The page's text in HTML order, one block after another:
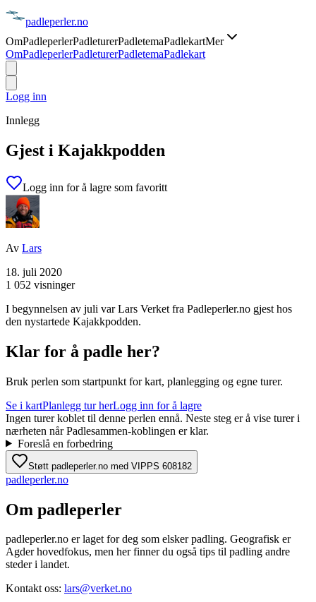
padleperler.no
OmPadleperlerPadleturerPadletemaPadlekartMer
OmPadleperlerPadleturerPadletemaPadlekart
Logg inn
Innlegg
Gjest i Kajakkpodden
Logg inn for å lagre som favoritt
Av Lars
18. juli 2020
1 052 visninger
I begynnelsen av juli var Lars Verket fra Padleperler.no gjest hos
den nystartede Kajakkpodden.
Klar for å padle her?
Bruk perlen som startpunkt for kart, planlegging og egne turer.
Se i kartPlanlegg tur herLogg inn for å lagre
Ingen turer koblet til denne perlen ennå. Neste steg er å vise turer i
nærheten når Padlesammen-koblingen er klar.
Foreslå en forbedring
Støtt padleperler.no med VIPPS 608182
padleperler.no
Om padleperler
padleperler.no er laget for deg som elsker padling. Geografisk er
Agder hovedfokus, men her finner du også tips til padling andre
steder i landet.
Kontakt oss: lars@verket.no